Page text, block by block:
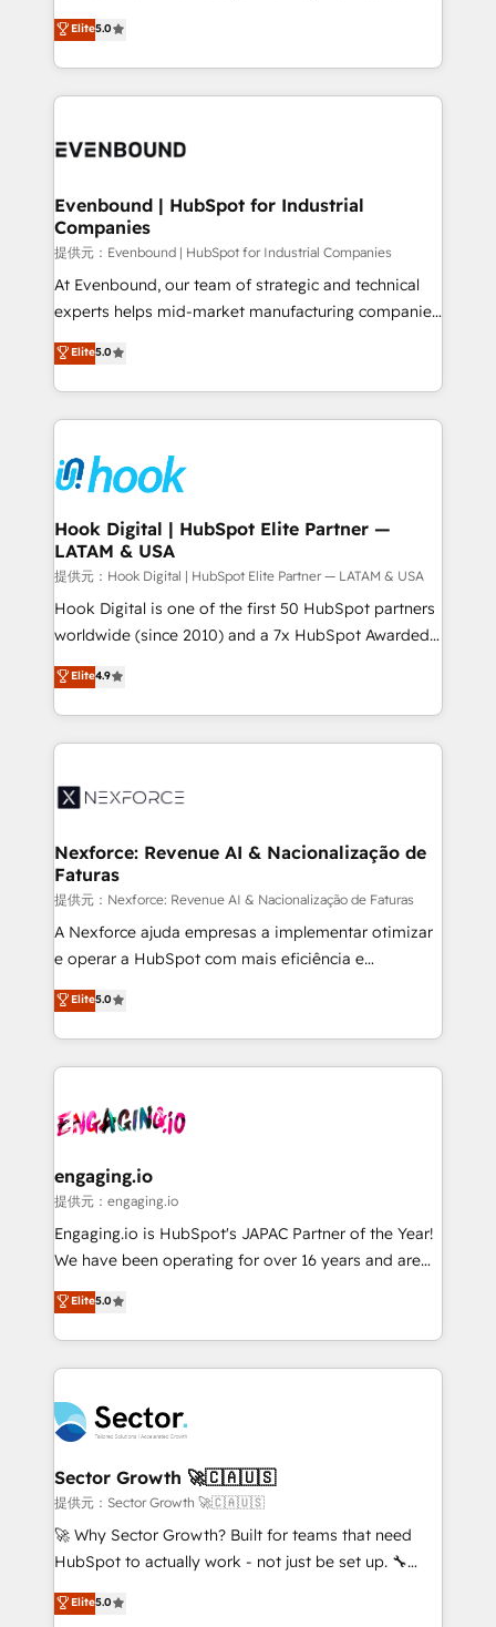
The synergies generated by these integrations,
together with the combination of talents, skills,
to accompany companies on their digital
helps mid-market revenue teams transform how
they sell, market, and serve. We don't just build your
HubSpot—we teach your team to own it, then stay
to help you keep winning. What We Do ⚙️ CRM
Data & Content 📈 Sales & Marketing Alignment +
Agent Creation 🔄 Custom Integrations & Data
Migration Why 1406 We become part of your team.
Your team learns while we build. We fix what others
broke. Built for mid-market reality—practical
solutions that work with your actual headcount and
HubSpot partners 🔄 Top 5% globally in client
retention 📅 8+ years of consistent results since 2017
move beyond spreadsheets into unified systems
that drive real business results.
Elite5.0
Evenbound | HubSpot for Industrial
Companies
提供元：Evenbound | HubSpot for Industrial Companies
At Evenbound, our team of strategic and technical
experts helps mid-market manufacturing companies
achieve real growth. We specialize in delivering
tailored solutions that drive results by leveraging
HubSpot’s platform and data to fuel success.
Technical Solutions: - HubSpot Technical Consulting -
Onboarding - Data Migration & Integrations -
Technical Audit & Optimization Strategic Solutions: -
Revenue Operations - Inbound Marketing -
Outbound Marketing - HubSpot CMS Website
Design & Development We empower our clients to
reach their full potential by providing transparent,
relationship-driven support. With over 300 HubSpot
technical know-how and strategic guidance you
need to succeed.
Elite5.0
Hook Digital | HubSpot Elite Partner —
LATAM & USA
提供元：Hook Digital | HubSpot Elite Partner — LATAM & USA
Hook Digital is one of the first 50 HubSpot partners
worldwide (since 2010) and a 7x HubSpot Awarded
Elite Partner. With 500+ projects across the U.S.,
Brazil, and LATAM, we combine global expertise with
regional experience. Today, we are Brazil’s largest
HubSpot Elite Partner—trusted by companies across
Implementation & Migration Onboarding across all
Station, Freshdesk, Intercom, and more. Custom
objects, automations, and integrations built for
growth. 🚀 AI-Driven GTM Orchestration Unify
HubSpot with LinkedIn, WhatsApp, email, paid
media, and AI voice to drive pipeline. 🤖 AI Custom
prospecting, follow-ups, service triage, and
knowledge retrieval—built in HubSpot. ⚡ Fast-Track
advanced optimization & adoption 📍 São Paulo, BR
• Des Moines, IA • New York, NY
Elite4.9
Nexforce: Revenue AI & Nacionalização de
Faturas
提供元：Nexforce: Revenue AI & Nacionalização de Faturas
A Nexforce ajuda empresas a implementar otimizar
e operar a HubSpot com mais eficiência e
previsibilidade de receita. Combinamos Revenue
Operations (RevOps) e Inteligência Artificial para
estruturar processos integrar sistemas organizar
dados e automatizar operações. O objetivo é
operacional de receita conectando equipes
Também somos distribuidores oficiais da HubSpot
e de mais de 150 softwares globais permitindo
contratar e pagar a HubSpot em reais com nota
fiscal no Brasil e gerar economia de até 50% na
Oferecemos ainda agentes de IA especializados em
HubSpot que automatizam tarefas executam rotinas
empresas em 13 países utilizam a Nexforce. Somos
a maior parceira da HubSpot na América Latina e
líder no ranking global de sucesso do cliente da
HubSpot.
Elite5.0
engaging.io
提供元：engaging.io
Engaging.io is HubSpot's JAPAC Partner of the Year!
We have been operating for over 16 years and are
one of HubSpot's most experienced and technically
capable Agency Partners globally. We specialise in
complex CRM migrations, implementations,
integrations, custom CMS portal development,
businesses. Our teams are based in North America
and APAC. We are HubSpot's top-ranked Advanced
Implementation Certified Partner and we contribute
to their advisory council. We strive to do 'good work
with good people' and have worked with incredible
brands. You can see some of them on our website,
Elite5.0
Sector Growth 🚀🇨🇦🇺🇸
提供元：Sector Growth 🚀🇨🇦🇺🇸
🚀 Why Sector Growth? Built for teams that need
HubSpot to actually work - not just be set up. 🔧
HubSpot Experts: Onboarding, migrations,
automation, and training built for adoption. ⚡ Highly
Elite5.0